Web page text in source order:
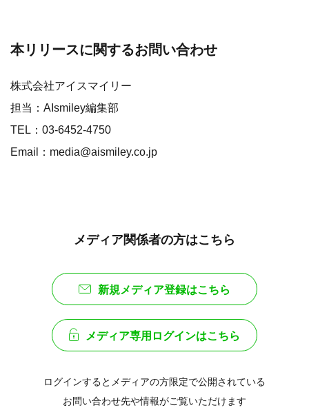
本リリースに関するお問い合わせ
株式会社アイスマイリー
担当：AIsmiley編集部
TEL：03-6452-4750
Email：media@aismiley.co.jp
メディア関係者の方はこちら
新規メディア登録はこちら
メディア専用ログインはこちら
ログインするとメディアの方限定で公開されている
お問い合わせ先や情報がご覧いただけます